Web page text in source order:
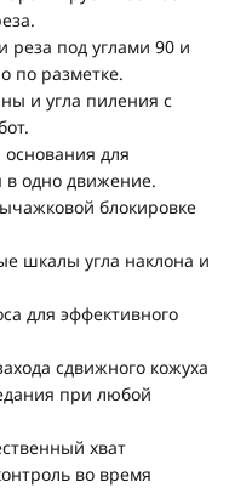
реза под углами 90 и
по разметке.
и угла пиления с
для
в одно движение.
блокировке
шкалы угла наклона и
для эффективного
сдвижного кожуха
при любой
хват
во время